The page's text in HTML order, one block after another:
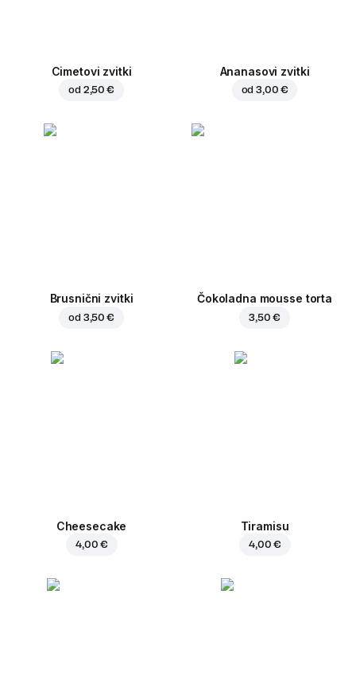
Cimetovi zvitki
od 2,50 €
Ananasovi zvitki
od3,00 €
Brusnični zvitki
od 3,50 €
Čokoladna mousse torta
3,50 €
Cheesecake
4,00 €
Tiramisu
4,00 €